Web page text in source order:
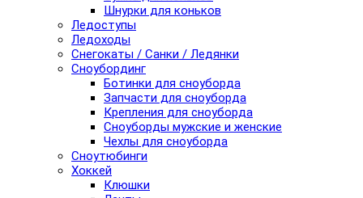
Шнурки для коньков
Ледоступы
Ледоходы
Снегокаты / Санки / Ледянки
Сноубординг
Ботинки для сноуборда
Запчасти для сноуборда
Крепления для сноуборда
Сноуборды мужские и женские
Чехлы для сноуборда
Сноутюбинги
Хоккей
Клюшки